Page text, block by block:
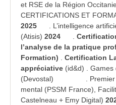
et RSE de la Région
CERTIFICATIONS ET
2025 . L’intelligence
(Atisis) 2024 .
l’analyse de la pratique
Formation) . Certification
appréciative (id&d) .
(Devostal)
.
mental (PSSM France),
Castelneau + Emy Digital)